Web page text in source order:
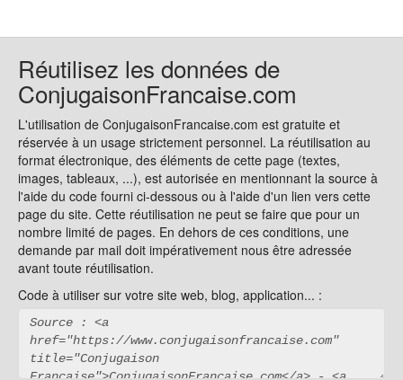
Réutilisez les données de
ConjugaisonFrancaise.com
L'utilisation de ConjugaisonFrancaise.com est gratuite et
réservée à un usage strictement personnel. La réutilisation au
format électronique, des éléments de cette page (textes,
images, tableaux, ...), est autorisée en mentionnant la source à
l'aide du code fourni ci-dessous ou à l'aide d'un lien vers cette
page du site. Cette réutilisation ne peut se faire que pour un
nombre limité de pages. En dehors de ces conditions, une
demande par mail doit impérativement nous être adressée
avant toute réutilisation.
Code à utiliser sur votre site web, blog, application... :